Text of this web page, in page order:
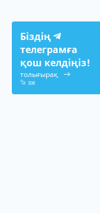
Біздің
телеграмға
қош келдіңіз!
толығырақ
308